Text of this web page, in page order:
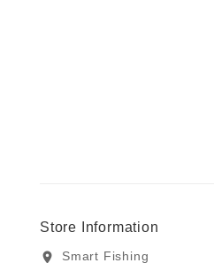
Store Information
location_on
Smart Fishing